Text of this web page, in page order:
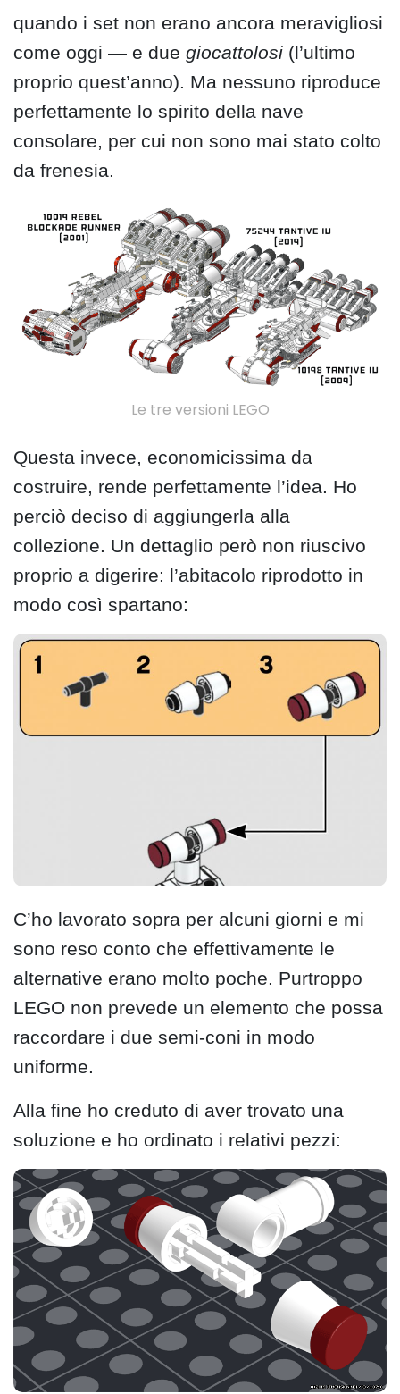
quando i set non erano ancora meravigliosi
come oggi — e due giocattolosi (l’ultimo
proprio quest’anno). Ma nessuno riproduce
perfettamente lo spirito della nave
consolare, per cui non sono mai stato colto
da frenesia.
Le tre versioni LEGO
Questa invece, economicissima da
costruire, rende perfettamente l’idea. Ho
perciò deciso di aggiungerla alla
collezione. Un dettaglio però non riuscivo
proprio a digerire: l’abitacolo riprodotto in
modo così spartano:
C’ho lavorato sopra per alcuni giorni e mi
sono reso conto che effettivamente le
alternative erano molto poche. Purtroppo
LEGO non prevede un elemento che possa
raccordare i due semi-coni in modo
uniforme.
Alla fine ho creduto di aver trovato una
soluzione e ho ordinato i relativi pezzi: